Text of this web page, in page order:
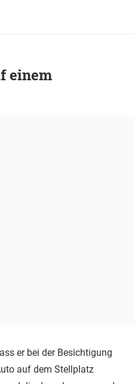
einem
er bei der Besichtigung
auf dem Stellplatz